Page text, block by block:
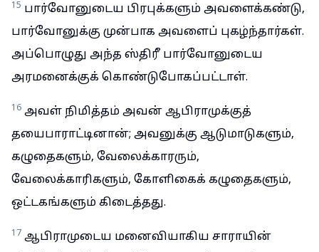
15 பார்வோனுடைய பிரபுக்களும் அவளைக்கண்டு,
பார்வோனுக்கு முன்பாக அவளைப் புகழ்ந்தார்கள்.
அப்பொழுது அந்த ஸ்திரீ பார்வோனுடைய
அரமனைக்குக் கொண்டுபோகப்பட்டாள்.
16 அவள் நிமித்தம் அவன் ஆபிராமுக்குத்
தயைபாராட்டினான்; அவனுக்கு ஆடுமாடுகளும்,
கழுதைகளும், வேலைக்காரரும்,
வேலைக்காரிகளும், கோளிகைக் கழுதைகளும்,
ஒட்டகங்களும் கிடைத்தது.
17 ஆபிராமுடைய மனைவியாகிய சாராயின்